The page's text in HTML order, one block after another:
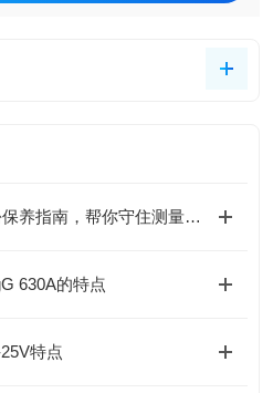
光电照度计总出偏差？这份保养指南，帮你守住测量的“生命线”
630A的特点
特点